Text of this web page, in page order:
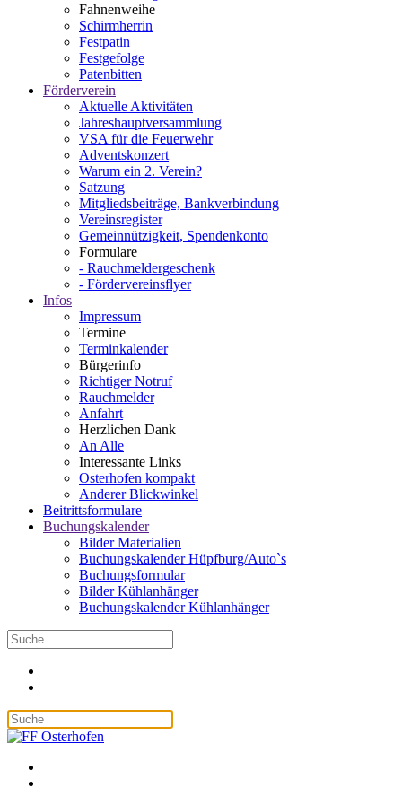
Fahnenweihe
Schirmherrin
Festpatin
Festgefolge
Patenbitten
Förderverein
Aktuelle Aktivitäten
Jahreshauptversammlung
VSA für die Feuerwehr
Adventskonzert
Warum ein 2. Verein?
Satzung
Mitgliedsbeiträge, Bankverbindung
Vereinsregister
Gemeinnützigkeit, Spendenkonto
Formulare
- Rauchmeldergeschenk
- Fördervereinsflyer
Infos
Impressum
Termine
Terminkalender
Bürgerinfo
Richtiger Notruf
Rauchmelder
Anfahrt
Herzlichen Dank
An Alle
Interessante Links
Osterhofen kompakt
Anderer Blickwinkel
Beitrittsformulare
Buchungskalender
Bilder Materialien
Buchungskalender Hüpfburg/Auto`s
Buchungsformular
Bilder Kühlanhänger
Buchungskalender Kühlanhänger